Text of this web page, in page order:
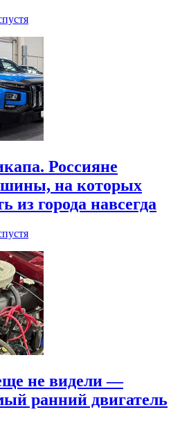
Россияне
на которых
из города навсегда
не видели —
ранний двигатель